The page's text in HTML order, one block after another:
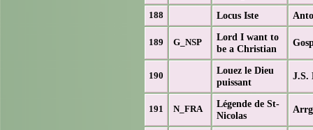
188 Locus Iste
189 G_NSP
Lord I want to
be a Christian
190
Louez le Dieu
puissant
J.S.
191 N_FRA
Légende de St-
Nicolas